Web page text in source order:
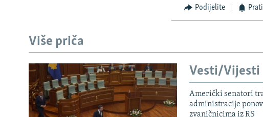
Podijelite
Više priča
Vesti/Vijesti
Američki senatori
administracije
zvaničnicima iz RS